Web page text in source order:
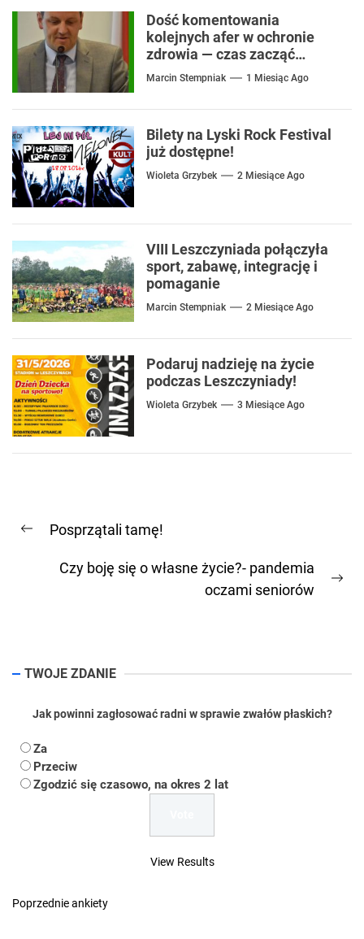
Dość komentowania
kolejnych afer w ochronie
zdrowia — czas zacząć
mówić o rozwiązaniach
Marcin Stempniak 1 Miesiąc Ago
Bilety na Lyski Rock Festival
już dostępne!
Wioleta Grzybek 2 Miesiące Ago
VIII Leszczyniada połączyła
sport, zabawę, integrację i
pomaganie
Marcin Stempniak 2 Miesiące Ago
Podaruj nadzieję na życie
podczas Leszczyniady!
Wioleta Grzybek 3 Miesiące Ago
wpisu
Previous
Posprzątali tamę!
Czy boję się o własne życie?- pandemia
oczami seniorów
TWOJE ZDANIE
Jak powinni zagłosować radni w sprawie zwałów płaskich?
Za
Przeciw
Zgodzić się czasowo, na okres 2 lat
View Results
Poprzednie ankiety